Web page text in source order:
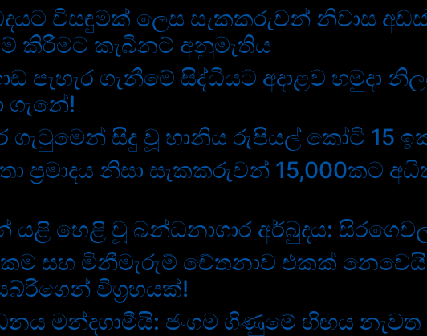
විසඳුමක් ලෙස සැකකරුවන් නිවාස
කිරීමට කැබිනට් අනුමැතිය
පැහැර ගැනීමේ සිද්ධියට අදාළව හමුදා
ගැනේ!
ගැටුමෙන් සිදු වූ හානිය රුපියල් කෝටි 15
ප්‍රමාදය නිසා සැකකරුවන් 15,000කට
හෙළි වූ බන්ධනාගාර අර්බුදය:
සහ මිනීමැරුම් චේතනාව එකක්
විග්‍රහයක්!
මන්දගාමීයි: ජංගම ගිණුමේ හිඟය